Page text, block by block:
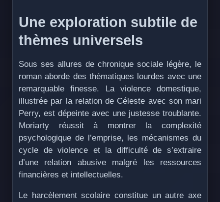
Une exploration subtile de
thèmes universels
Sous ses allures de chronique sociale légère, le
roman aborde des thématiques lourdes avec une
remarquable finesse. La violence domestique,
illustrée par la relation de Céleste avec son mari
Perry, est dépeinte avec une justesse troublante.
Moriarty réussit à montrer la complexité
psychologique de l’emprise, les mécanismes du
cycle de violence et la difficulté de s’extraire
d’une relation abusive malgré les ressources
financières et intellectuelles.
Le harcèlement scolaire constitue un autre axe